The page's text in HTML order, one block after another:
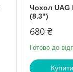
Чохол UAG
(8.3")
680 ₴
Готово до
Купити